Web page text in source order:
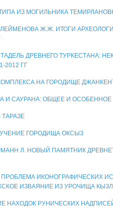
ИЗ МОГИЛЬНИКА
Ж.Ж. ИТОГИ
ДРЕВНЕГО ТУРКЕСТАНА:
2012 ГГ
НА ГОРОДИЩЕ
И САУРАНА: ОБЩЕЕ И ОСОБЕННОЕ
ТАРАЗЕ
ГОРОДИЩА ОКСЫЗ
Л. НОВЫЙ ПАМЯТНИК
ИКОНОГРАФИЧЕСКИХ
ИЗВАЯНИЕ ИЗ УРОЧИЩА
НАХОДОК РУНИЧЕСКИХ